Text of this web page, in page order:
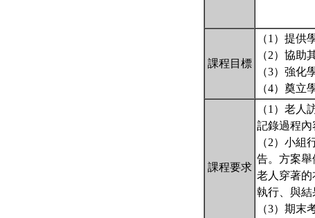
課程目標
（1）提供
（2）協助
（3）強化
（4）奠立
課程要求
（1）老人
記錄過程內
（2）小組
告。方案
老人穿著
執行、與結
（3）期末